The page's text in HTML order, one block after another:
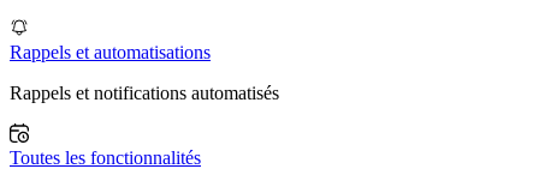
Rappels et automatisations
Rappels et notifications automatisés
Toutes les fonctionnalités